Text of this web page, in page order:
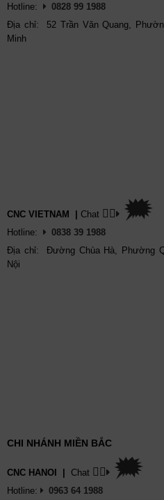
Hotline:
0828 99 1988
Địa chỉ: 52 Trần Văn Quang,
Minh
CNC VIETNAM Chat 👉🏽 🗯
Hotline:
0838 39 1988
Địa chỉ: Đường Chùa Hà, Phường
Nội
CHI NHÁNH MIỀN BẮC
CNC HANOI Chat 👉🏽 🗯
Hotline:
0963 64 1988